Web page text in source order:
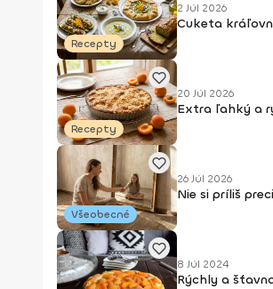
Recepty
2 Júl 2026
Cuketa
Recepty
20 Júl 2026
Extra ľahký a
Všeobecné
26 Júl 2026
Nie si príliš
8 Júl 2024
Rýchly a